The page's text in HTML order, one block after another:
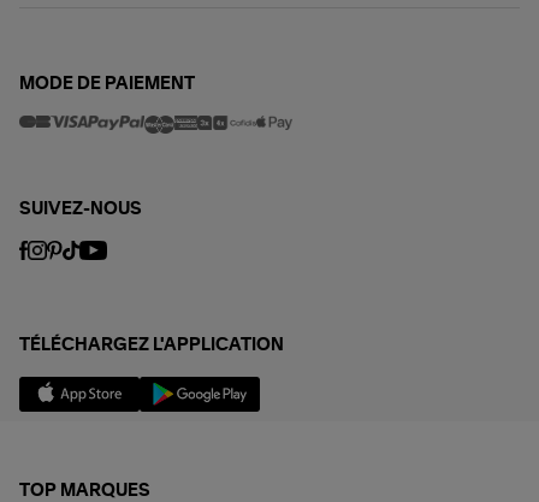
MODE DE PAIEMENT
SUIVEZ-NOUS
TÉLÉCHARGEZ L'APPLICATION
TOP MARQUES